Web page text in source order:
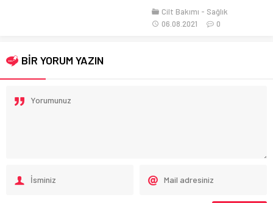
Cilt Bakımı
Sağlık
06.08.2021
0
BİR YORUM YAZIN